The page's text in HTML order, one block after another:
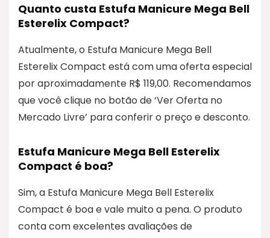
Quanto custa Estufa Manicure Mega Bell
Esterelix Compact?
Atualmente, o Estufa Manicure Mega Bell
Esterelix Compact está com uma oferta especial
por aproximadamente R$ 119,00. Recomendamos
que você clique no botão de ‘Ver Oferta no
Mercado Livre’ para conferir o preço e desconto.
Estufa Manicure Mega Bell Esterelix
Compact é boa?
Sim, a Estufa Manicure Mega Bell Esterelix
Compact é boa e vale muito a pena. O produto
conta com excelentes avaliações de